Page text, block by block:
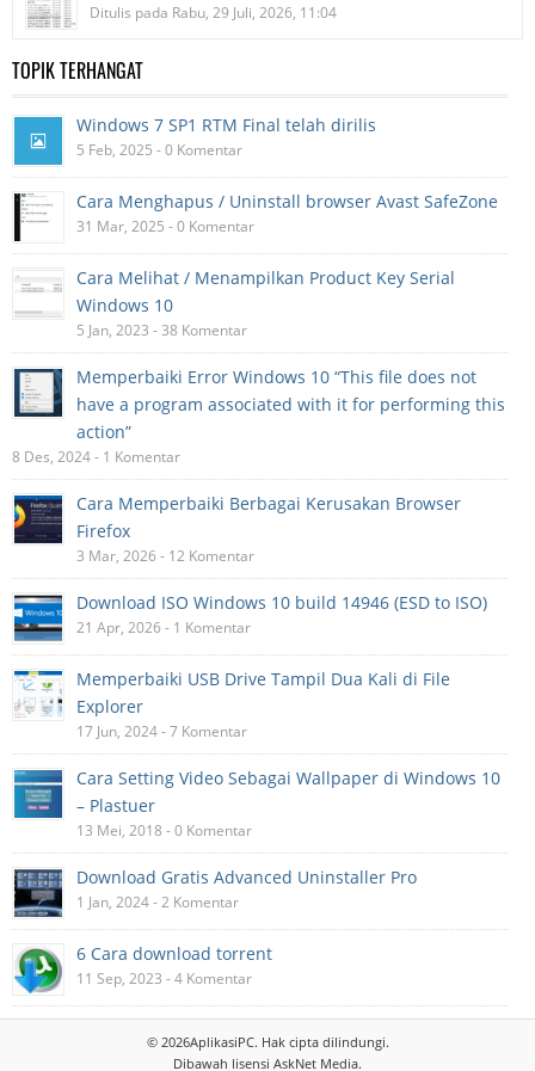
Ditulis pada Rabu, 29 Juli, 2026, 11:04
TOPIK TERHANGAT
Windows 7 SP1 RTM Final telah dirilis
5 Feb, 2025 - 0 Komentar
Cara Menghapus / Uninstall browser Avast SafeZone
31 Mar, 2025 - 0 Komentar
Cara Melihat / Menampilkan Product Key Serial
Windows 10
5 Jan, 2023 - 38 Komentar
Memperbaiki Error Windows 10 “This file does not
have a program associated with it for performing this
action”
8 Des, 2024 - 1 Komentar
Cara Memperbaiki Berbagai Kerusakan Browser
Firefox
3 Mar, 2026 - 12 Komentar
Download ISO Windows 10 build 14946 (ESD to ISO)
21 Apr, 2026 - 1 Komentar
Memperbaiki USB Drive Tampil Dua Kali di File
Explorer
17 Jun, 2024 - 7 Komentar
Cara Setting Video Sebagai Wallpaper di Windows 10
– Plastuer
13 Mei, 2018 - 0 Komentar
Download Gratis Advanced Uninstaller Pro
1 Jan, 2024 - 2 Komentar
6 Cara download torrent
11 Sep, 2023 - 4 Komentar
© 2026AplikasiPC. Hak cipta dilindungi.
Dibawah lisensi AskNet Media.